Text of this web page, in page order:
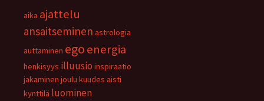
aika ajattelu
ansaitseminen astrologia
auttaminen egoenergia
henkisyys illuusio inspiraatio
jakaminen joulu kuudes aisti
kynttilä luominen